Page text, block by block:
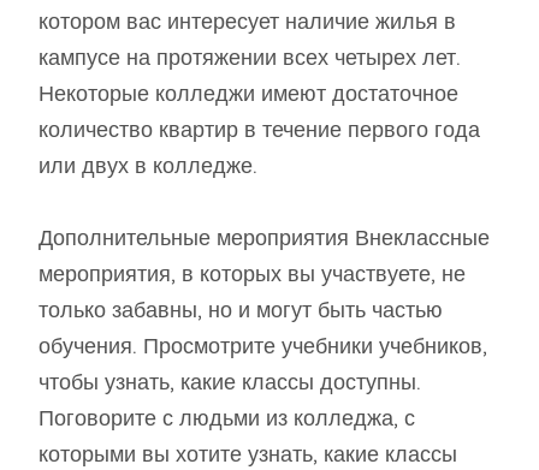
котором вас интересует наличие жилья в
кампусе на протяжении всех четырех лет.
Некоторые колледжи имеют достаточное
количество квартир в течение первого года
или двух в колледже.
Дополнительные мероприятия Внеклассные
мероприятия, в которых вы участвуете, не
только забавны, но и могут быть частью
обучения. Просмотрите учебники учебников,
чтобы узнать, какие классы доступны.
Поговорите с людьми из колледжа, с
которыми вы хотите узнать, какие классы